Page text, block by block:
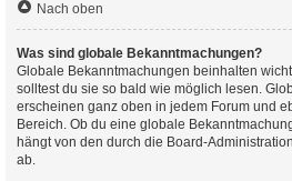
Nach oben
Was sind globale Bekanntmachungen?
Globale Bekanntmachungen beinhalten
solltest du sie so bald wie möglich lesen.
erscheinen ganz oben in jedem Forum und
Bereich. Ob du eine globale
hängt von den durch die Board-
ab.